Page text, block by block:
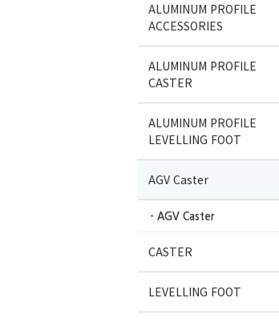
ALUMINUM PROFILE
ACCESSORIES
ALUMINUM PROFILE
CASTER
ALUMINUM PROFILE
LEVELLING FOOT
AGV Caster
- AGV Caster
CASTER
LEVELLING FOOT